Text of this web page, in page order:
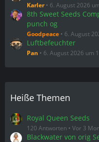
Karler 6. August 2026
8th Sweet Seeds
punch og
Goodpeace 6. August
Luftbefeuchter
Pan 6. August 2026 um
Heiße Themen
Royal Queen Seeds
120 Antworten Vor 3
Blackwater von orig